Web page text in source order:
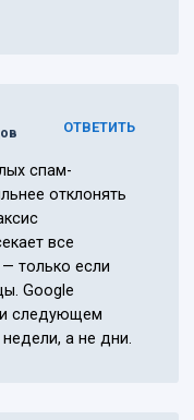
ОТВЕТИТЬ
спам-
отклонять
все
только если
Google
следующем
а не дни.